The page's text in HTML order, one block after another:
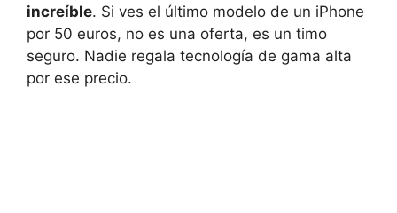
increíble. Si ves el último modelo de un iPhone
por 50 euros, no es una oferta, es un timo
seguro. Nadie regala tecnología de gama alta
por ese precio.